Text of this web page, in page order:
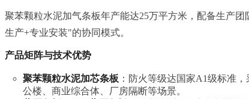
聚苯颗粒水泥加气条板年产能达25万平方米，配备生产
生产+专业安装"的协同模式。
产品矩阵与技术优势
聚苯颗粒水泥加芯条板 ：防火等级达国家A1级标准
公楼、商业综合体、厂房隔断等场景。